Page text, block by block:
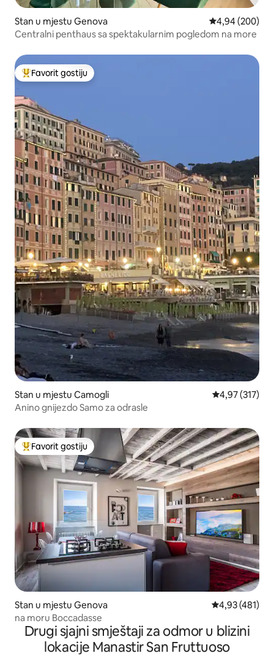
Stan u mjestu Genova prosječna
4,94 (200)
Centralni penthaus sa spektakularnim pogledom na more
Glavni favorit gostiju
Favorit gostiju
Stan u mjestu Camogli prosječna
4,97 (317)
Anino gnijezdo Samo za odrasle
Glavni favorit gostiju
Favorit gostiju
Stan u mjestu Genova prosječna
4,93 (481)
na moru Boccadasse
Drugi sjajni smještaji za odmor u blizini
lokacije Manastir San Fruttuoso